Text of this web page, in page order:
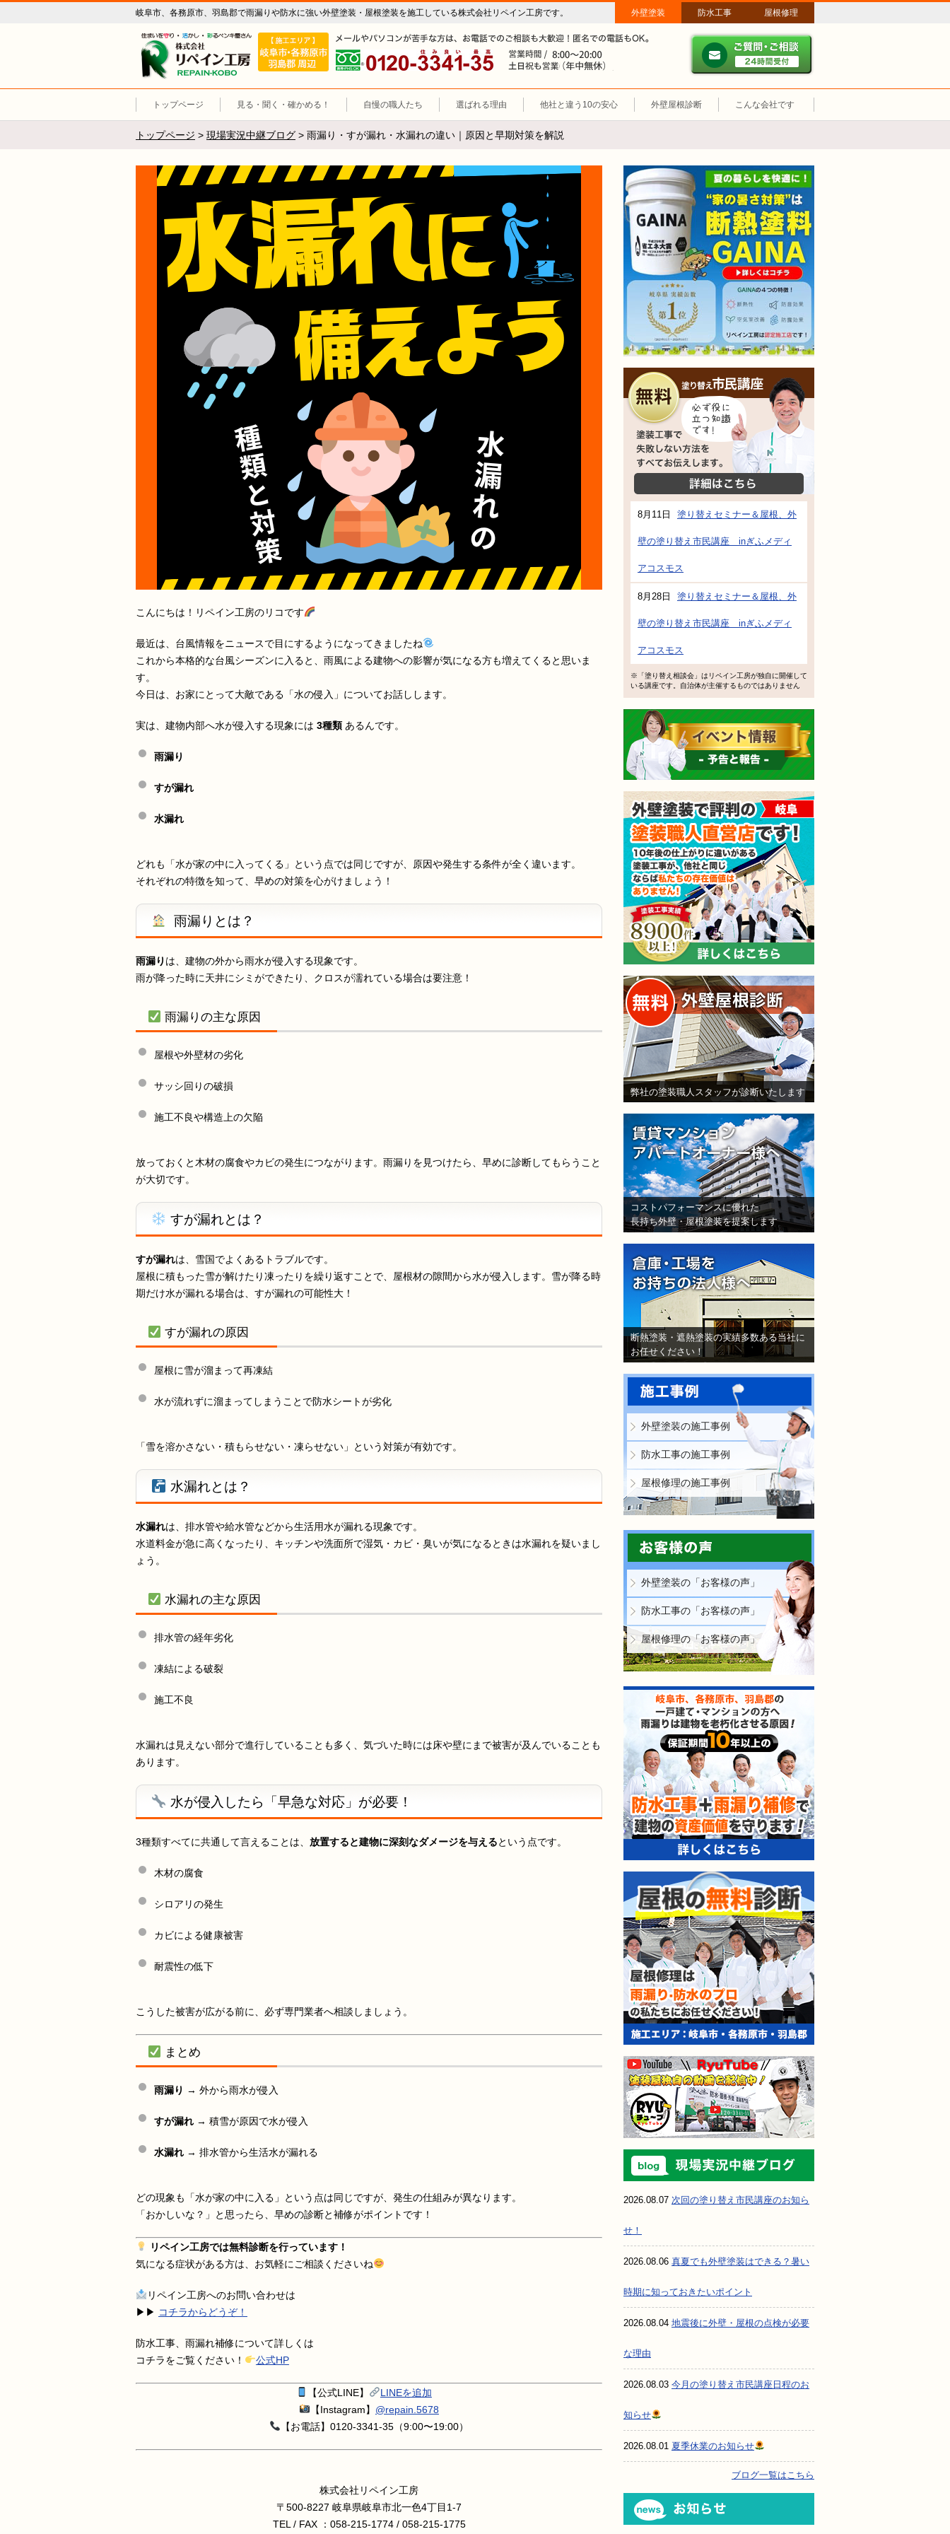
岐阜市、各務原市、羽島郡で雨漏りや防水に強い外壁塗装・屋根塗装を施工している株式会社リペイン工房です。 外壁塗装 防水工事 屋根修理
リペイン工房（外壁塗装・屋根塗装・雨漏り修理・防水工事）
施工エリア 岐阜市、各務原市、羽島郡。
メールやパソコンが苦手な方は、お電話でのご相談も大歓迎！匿名での
0120-3341-35
営業時間：午前8時～午後8時 年中無休、土日祝も営業しています。
トップページ 見る・聞く・確かめる！ 自慢の職人たち 選ばれる理由 他社と違う10の安心 外壁屋根診断 こんな会社です
トップページ > 現場実況中継ブログ > 雨漏り・すが漏れ・水漏れの違い｜原因と早期対策を解説
こんにちは！リペイン工房のリコです
最近は、台風情報をニュースで目にするようになってきましたね
これから本格的な台風シーズンに入ると、雨風による建物への影響が気になる方も増えてくると思いま
す。
今日は、お家にとって大敵である「水の侵入」についてお話しします。
実は、建物内部へ水が侵入する現象には 3種類 あるんです。
雨漏り
すが漏れ
水漏れ
どれも「水が家の中に入ってくる」という点では同じですが、原因や発生する条件が全く違います。
それぞれの特徴を知って、早めの対策を心がけましょう！
雨漏りとは？
雨漏り は、建物の外から雨水が侵入する現象です。
雨が降った時に天井にシミができたり、クロスが濡れている場合は要注意！
雨漏りの主な原因
屋根や外壁材の劣化
サッシ回りの破損
施工不良や構造上の欠陥
放っておくと木材の腐食やカビの発生につながります。雨漏りを見つけたら、早めに診断してもらうこと
が大切です。
すが漏れとは？
すが漏れは、雪国でよくあるトラブルです。
屋根に積もった雪が解けたり凍ったりを繰り返すことで、屋根材の隙間から水が侵入します。雪が降る時
期だけ水が漏れる場合は、すが漏れの可能性大！
すが漏れの原因
屋根に雪が溜まって再凍結
水が流れずに溜まってしまうことで防水シートが劣化
「雪を溶かさない・積もらせない・凍らせない」という対策が有効です。
水漏れとは？
水漏れは、排水管や給水管などから生活用水が漏れる現象です。
水道料金が急に高くなったり、キッチンや洗面所で湿気・カビ・臭いが気になるときは水漏れを疑いまし
ょう。
水漏れの主な原因
排水管の経年劣化
凍結による破裂
施工不良
水漏れは見えない部分で進行していることも多く、気づいた時には床や壁にまで被害が及んでいることも
あります。
水が侵入したら「早急な対応」が必要！
3種類すべてに共通して言えることは、 放置すると建物に深刻なダメージを与えるという点です。
木材の腐食
シロアリの発生
カビによる健康被害
耐震性の低下
こうした被害が広がる前に、必ず専門業者へ相談しましょう。
まとめ
雨漏り → 外から雨水が侵入
すが漏れ → 積雪が原因で水が侵入
水漏れ → 排水管から生活水が漏れる
どの現象も「水が家の中に入る」という点は同じですが、発生の仕組みが異なります。
「おかしいな？」と思ったら、早めの診断と補修がポイントです！
リペイン工房では無料診断を行っています！
気になる症状がある方は、お気軽にご相談くださいね
リペイン工房へのお問い合わせは
▶︎▶︎ コチラからどうぞ！
防水工事、雨漏れ補修について詳しくは
コチラをご覧ください！
公式HP
【公式LINE】
LINEを追加
【Instagram】 @repain.5678
【お電話】0120-3341-35（9:00〜19:00）
株式会社リペイン工房
〒500-8227 岐阜県岐阜市北一色4丁目1-7
TEL / FAX ：058-215-1774 / 058-215-1775
塗装工事で失敗しない方法をすべてお伝え
8月11日 塗り替えセミナー＆屋根、外
壁の塗り替え市民講座 inぎふメディ
アコスモス
8月28日 塗り替えセミナー＆屋根、外
壁の塗り替え市民講座 inぎふメディ
アコスモス
※「塗り替え相談会」はリペイン工房が独自に開催して
いる講座です。自治体が主催するものではありません
弊社の塗装職人スタッフが診断いたします
コストパフォーマンスに優れた
長持ち外壁・屋根塗装を提案します
断熱塗装・遮熱塗装の実績多数ある当社に
お任せください！
外壁塗装の施工事例
防水工事の施工事例
屋根修理の施工事例
外壁塗装の「お客様の声」
防水工事の「お客様の声」
屋根修理の「お客様の声」
2026.08.07 次回の塗り替え市民講座のお知ら
せ！
2026.08.06 真夏でも外壁塗装はできる？暑い
時期に知っておきたいポイント
2026.08.04 地震後に外壁・屋根の点検が必要
な理由
2026.08.03 今月の塗り替え市民講座日程のお
知らせ
2026.08.01 夏季休業のお知らせ
ブログ一覧はこちら